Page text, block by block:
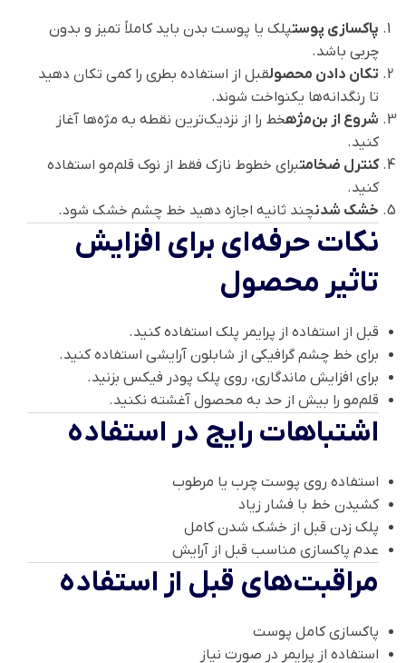
پاکسازی پوستپلک یا پوست بدن باید کاملاً تمیز و بدون
چربی باشد.
تکان دادن محصولقبل از استفاده بطری را کمی تکان دهید
تا رنگدانه‌ها یکنواخت شوند.
شروع از بن‌مژهخط را از نزدیک‌ترین نقطه به مژه‌ها آغاز
کنید.
کنترل ضخامتبرای خطوط نازک فقط از نوک قلم‌مو استفاده
کنید.
خشک شدنچند ثانیه اجازه دهید خط چشم خشک شود.
نکات حرفه‌ای برای افزایش
تاثیر محصول
قبل از استفاده از پرایمر پلک استفاده کنید.
برای خط چشم گرافیکی از شابلون آرایشی استفاده کنید.
برای افزایش ماندگاری، روی پلک پودر فیکس بزنید.
قلم‌مو را بیش از حد به محصول آغشته نکنید.
اشتباهات رایج در استفاده
استفاده روی پوست چرب یا مرطوب
کشیدن خط با فشار زیاد
پلک زدن قبل از خشک شدن کامل
عدم پاکسازی مناسب قبل از آرایش
مراقبت‌های قبل از استفاده
پاکسازی کامل پوست
استفاده از پرایمر در صورت نیاز